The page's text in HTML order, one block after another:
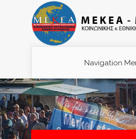
Navigation